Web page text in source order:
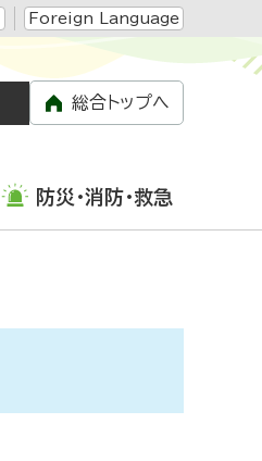
Foreign Language
総合トップへ
防災・消防・救急